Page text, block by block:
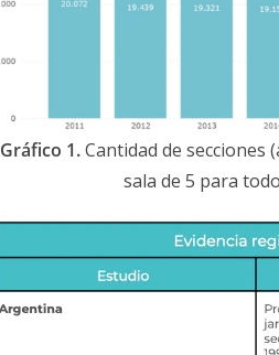
Gráfico 1.Cantidad de secciones
sala de 5 para